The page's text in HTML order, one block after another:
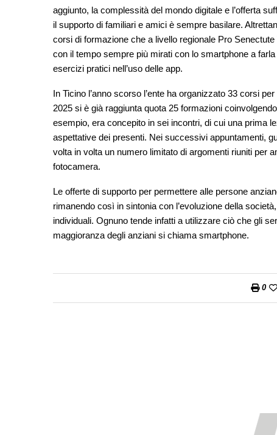
aggiunto, la complessità del mondo digitale e l’offerta
il supporto di familiari e amici è sempre basilare.
corsi di formazione che a livello regionale Pro
con il tempo sempre più mirati con lo smartphone a
esercizi pratici nell’uso delle app.
In Ticino l’anno scorso l’ente ha organizzato 33 corsi
2025 si è già raggiunta quota 25 formazioni
esempio, era concepito in sei incontri, di cui una prima
aspettative dei presenti. Nei successivi appuntamenti,
volta in volta un numero limitato di argomenti riuniti per
fotocamera.
Le offerte di supporto per permettere alle persone
rimanendo così in sintonia con l’evoluzione della
individuali. Ognuno tende infatti a utilizzare ciò che gli
maggioranza degli anziani si chiama smartphone.
0